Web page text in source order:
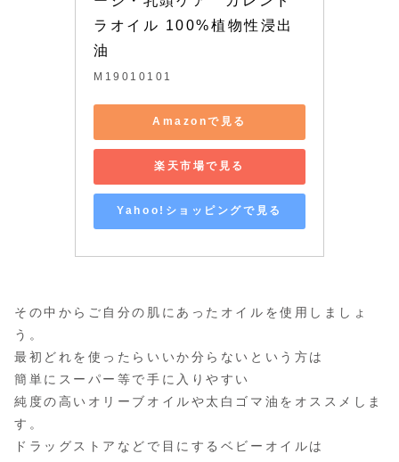
ラオイル 100%植物性浸出
油
M19010101
Amazonで見る
楽天市場で見る
Yahoo!ショッピングで見る
その中からご自分の肌にあったオイルを使用しましょ
う。
最初どれを使ったらいいか分らないという方は
簡単にスーパー等で手に入りやすい
純度の高いオリーブオイルや太白ゴマ油をオススメしま
す。
ドラッグストアなどで目にするベビーオイルは